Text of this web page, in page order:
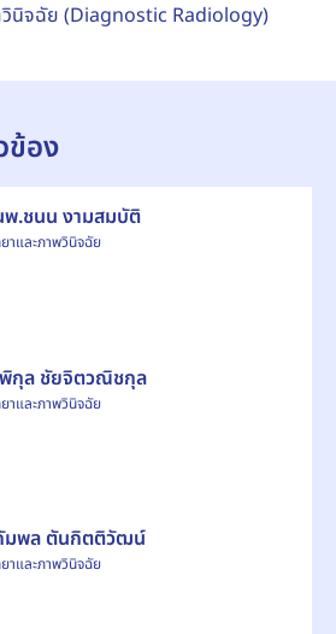
นิจฉัย (Diagnostic Radiology)
อง
.ชนน งามสมบัติ
าและภาพวินิจฉัย
ล ชัยจิตวณิชกุล
าและภาพวินิจฉัย
มพล ตันกิตติวัฒน์
าและภาพวินิจฉัย